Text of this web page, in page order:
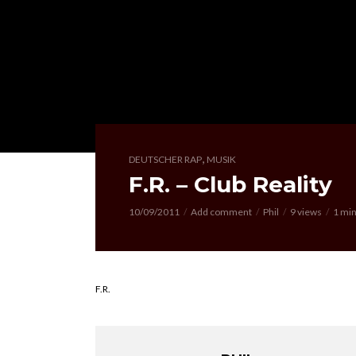
DEUTSCHER RAP, MUSIK
F.R. – Club Reality
10/09/2011 Add comment Phil 9 views 1
F.R.